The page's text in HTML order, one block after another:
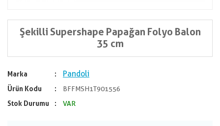
Şekilli Supershape Papağan Folyo Balon
35 cm
Marka Pandoli
Ürün Kodu
BFFMSH1T901556
Stok Durumu
VAR